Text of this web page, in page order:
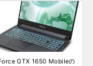
GTX 1650 Mobileの